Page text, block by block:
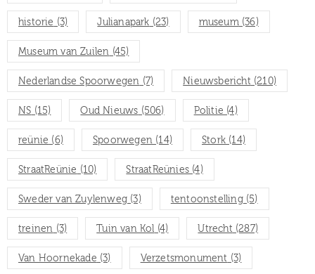
historie (3) Julianapark (23) museum(36)
Museum van Zuilen (45)
Nederlandse Spoorwegen (7) Nieuwsbericht(210)
NS (15) Oud Nieuws (506) Politie (4)
reünie (6) Spoorwegen (14) Stork (14)
StraatReünie (10) StraatReünies (4)
Sweder van Zuylenweg (3) tentoonstelling(5)
treinen (3) Tuin van Kol (4) Utrecht(287)
Van Hoornekade (3) Verzetsmonument (3)